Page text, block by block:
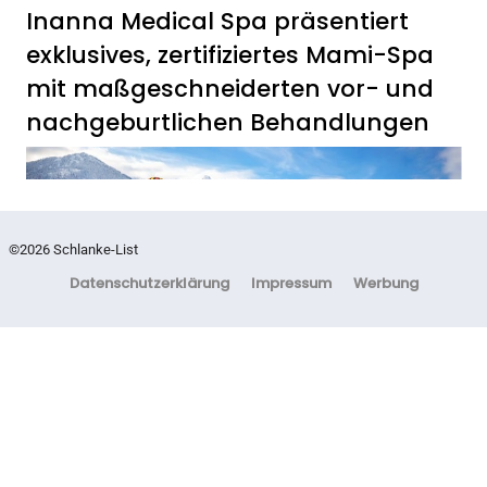
/ Countdown zum „Towel
Day“ am 25. Mai 2024
7
Banu Suntharalingam von
Beautyholic: Drei fatale
Marketingfehler in der
Kosmetikbranche
8
Erfolg? 5 Strategien für
Inanna Medical Spa präsentiert
exklusives, zertifiziertes Mami-Spa
mit maßgeschneiderten vor- und
nachgeburtlichen Behandlungen
©2026 Schlanke-List
Datenschutzerklärung Impressum Werbung